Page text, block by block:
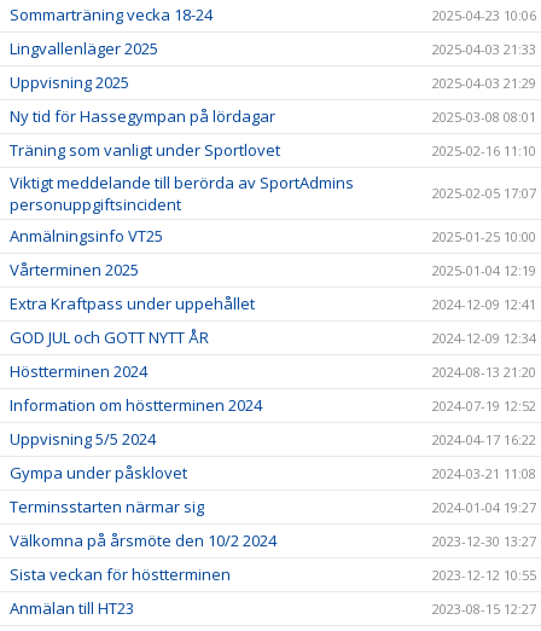
Sommarträning vecka 18-24 2025-04-23 10:06
Lingvallenläger 2025 2025-04-03 21:33
Uppvisning 2025 2025-04-03 21:29
Ny tid för Hassegympan på lördagar 2025-03-08 08:01
Träning som vanligt under Sportlovet 2025-02-16 11:10
Viktigt meddelande till berörda av SportAdmins
personuppgiftsincident
2025-02-05 17:07
Anmälningsinfo VT25 2025-01-25 10:00
Vårterminen 2025 2025-01-04 12:19
Extra Kraftpass under uppehållet 2024-12-09 12:41
GOD JUL och GOTT NYTT ÅR 2024-12-09 12:34
Höstterminen 2024 2024-08-13 21:20
Information om höstterminen 2024 2024-07-19 12:52
Uppvisning 5/5 2024 2024-04-17 16:22
Gympa under påsklovet 2024-03-21 11:08
Terminsstarten närmar sig 2024-01-04 19:27
Välkomna på årsmöte den 10/2 2024 2023-12-30 13:27
Sista veckan för höstterminen 2023-12-12 10:55
Anmälan till HT23 2023-08-15 12:27